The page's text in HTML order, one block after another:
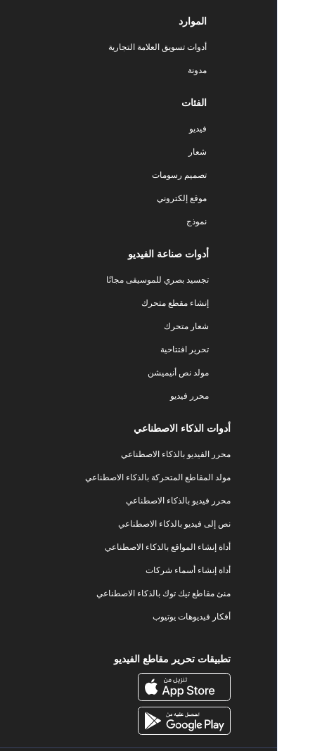
أدوات تسويق العلامة التجارية
تصميم رسومات
موقع إلكتروني
أدوات صناعة الفيديو
تجسيد بصري للموسيقى مجانًا
إنشاء مقطع متحرك
شعار متحرك
تحرير افتتاحية
مولد نص أنيميشن
محرر فيديو
أدوات الذكاء الاصطناعي
محرر الفيديو بالذكاء الاصطناعي
مولد المقاطع المتحركة بالذكاء الاصطناعي
محرر فيديو بالذكاء الاصطناعي
نص إلى فيديو بالذكاء الاصطناعي
أداة إنشاء المواقع بالذكاء الاصطناعي
أداة إنشاء أسماء شركات
منئ مقاطع تيك توك بالذكاء الاصطناعي
أفكار فيديوهات يوتيوب
تطبيقات تحرير مقاطع الفيديو